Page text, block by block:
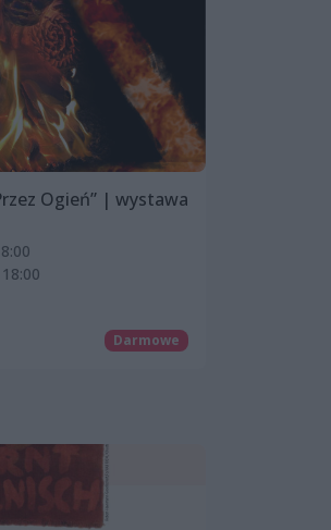
Ogień” | wystawa
Darmowe